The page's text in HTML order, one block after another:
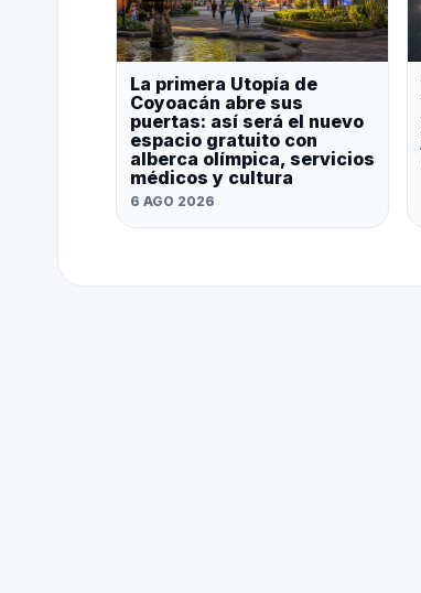
La primera Utopía de
Coyoacán abre sus
puertas: así será el nuevo
espacio gratuito con
alberca olímpica, servicios
médicos y cultura
6 AGO 2026